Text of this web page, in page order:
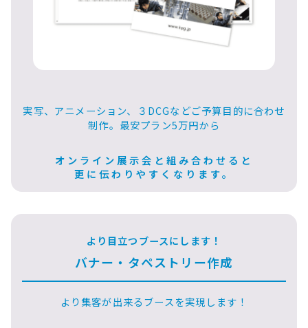
実写、アニメーション、３DCGなどご予算目的に合わせ
制作。最安プラン5万円から
オンライン展示会と組み合わせると
更に伝わりやすくなります。
より目立つブースにします！
バナー・タペストリー作成
より集客が出来るブースを実現します！